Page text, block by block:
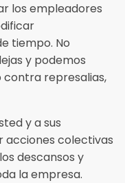
los empleadores
tiempo. No
y podemos
represalias,
y a sus
colectivas
descansos y
la empresa.